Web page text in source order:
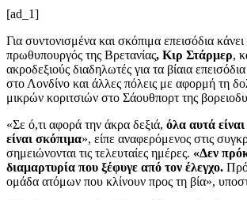
[ad_1]
Για συντονισμένα και σκόπιμα επεισόδια
πρωθυπουργός της Βρετανίας, Κιρ Στάρμερ,
ακροδεξιούς διαδηλωτές για τα βίαια
στο Λονδίνο και άλλες πόλεις με αφορμή τη
μικρών κοριτσιών στο Σάουθπορτ της
«Σε ό,τι αφορά την άκρα δεξιά, όλα αυτά
είναι σκόπιμα», είπε αναφερόμενος στις
σημειώνονται τις τελευταίες ημέρες. «Δεν
διαμαρτυρία που ξέφυγε από τον έλεγχο.
ομάδα ατόμων που κλίνουν προς τη βία»,